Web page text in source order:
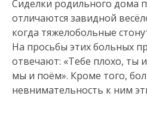
Сиделки родильного дома
отличаются завидной
когда тяжелобольные
На просьбы этих больных
отвечают: «Тебе плохо, ты
мы и поём». Кроме того,
невнимательность к ним